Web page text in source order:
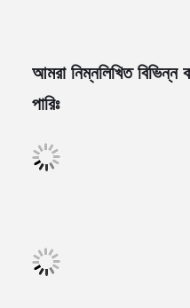
আমরা নিম্নলিখিত বিভিন্ন
পারিঃ